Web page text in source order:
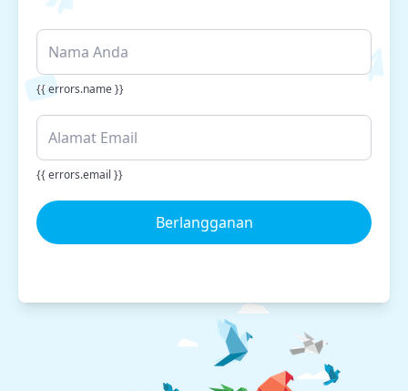
{{ errors.name }}
{{ errors.email }}
Berlangganan